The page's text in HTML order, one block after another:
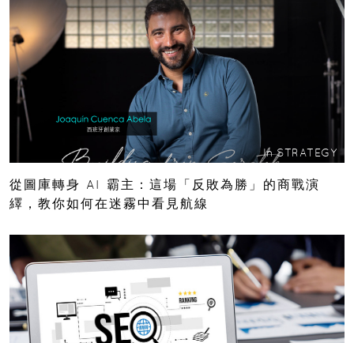
In STRATEGY
從圖庫轉身 AI 霸主：這場「反敗為勝」的商戰演
繹，教你如何在迷霧中看見航線